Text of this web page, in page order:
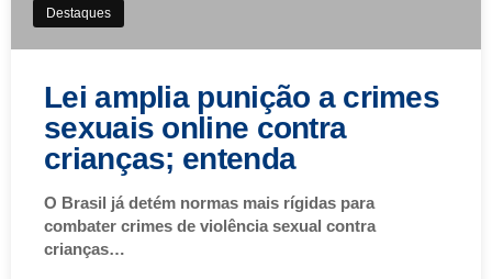
Destaques
Lei amplia punição a crimes
sexuais online contra
crianças; entenda
O Brasil já detém normas mais rígidas para
combater crimes de violência sexual contra
crianças…